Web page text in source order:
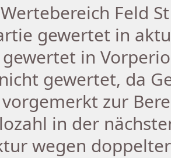
Wertebereich Feld
gewertet in
gewertet in
gewertet, da
vorgemerkt zur
in der
wegen